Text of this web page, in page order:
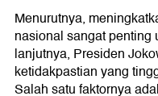
Menurutnya,
nasional sangat penting
lanjutnya, Presiden
ketidakpastian yang
Salah satu faktornya